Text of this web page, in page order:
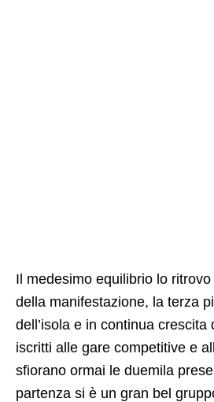
Il medesimo equilibrio lo
della manifestazione, la terza
dell’isola e in continua crescita
iscritti alle gare competitive e
sfiorano ormai le duemila
partenza si è un gran bel